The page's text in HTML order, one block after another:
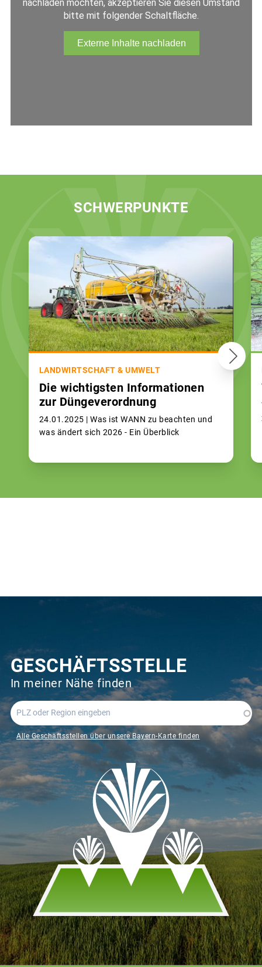
SCHWERPUNKTE
LANDWIRTSCHAFT & UMWELT
Die wichtigsten Informationen
zur Düngeverordnung
24.01.2025 | Was ist WANN zu beachten und
was ändert sich 2026 - Ein Überblick
GESCHÄFTSSTELLE
In meiner Nähe finden
Alle Geschäftsstellen über unsere Bayern-Karte finden